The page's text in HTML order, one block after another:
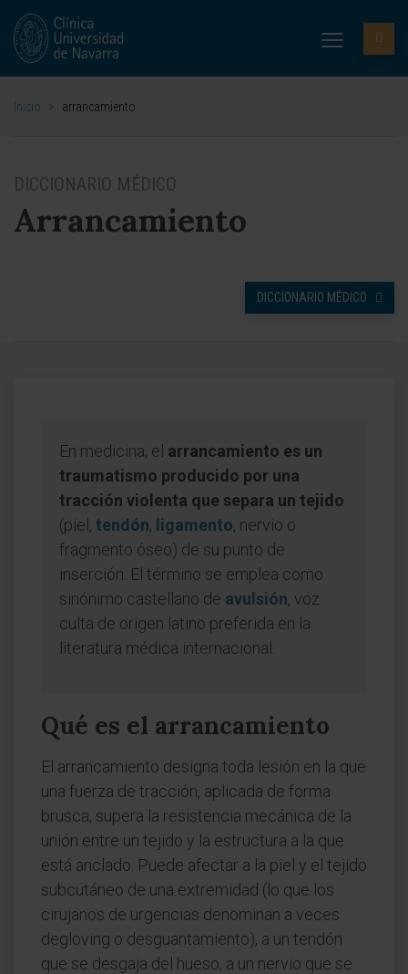
Inicio > arrancamiento
DICCIONARIO MÉDICO
Arrancamiento
DICCIONARIO MÉDICO
En medicina, el arrancamiento es un
traumatismo producido por una
tracción violenta que separa un tejido
(piel, tendón, ligamento, nervio o
fragmento óseo) de su punto de
inserción. El término se emplea como
sinónimo castellano de avulsión, voz
culta de origen latino preferida en la
literatura médica internacional.
Qué es el arrancamiento
El arrancamiento designa toda lesión en la que
una fuerza de tracción, aplicada de forma
brusca, supera la resistencia mecánica de la
unión entre un tejido y la estructura a la que
está anclado. Puede afectar a la piel y el tejido
subcutáneo de una extremidad (lo que los
cirujanos de urgencias denominan a veces
degloving o desguantamiento), a un tendón
que se desgaja del hueso, a un nervio que se